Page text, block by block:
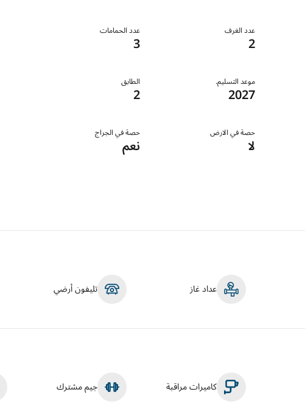
عدد الغرف
2
عدد الحمامات
3
موعد التسليم.
2027
الطابق
2
حصة في الارض
لا
حصة في الجراج
نعم
عداد غاز تليفون أرضي
كاميرات مراقبة جيم مشترك